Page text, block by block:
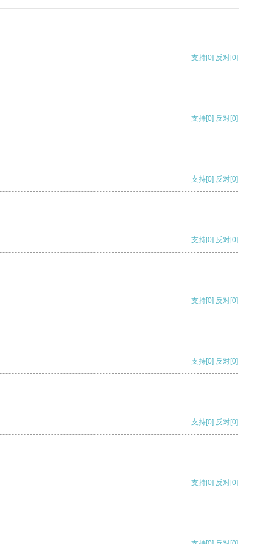
支持[0] 反对[0]
支持[0] 反对[0]
支持[0] 反对[0]
支持[0] 反对[0]
支持[0] 反对[0]
支持[0] 反对[0]
支持[0] 反对[0]
支持[0] 反对[0]